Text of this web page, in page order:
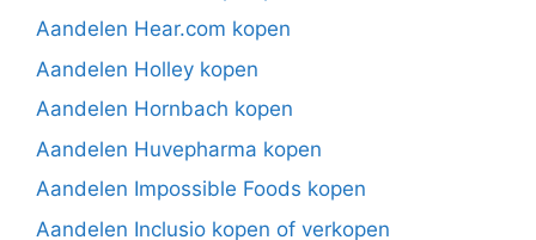
Aandelen Hear.com kopen
Aandelen Holley kopen
Aandelen Hornbach kopen
Aandelen Huvepharma kopen
Aandelen Impossible Foods kopen
Aandelen Inclusio kopen of verkopen